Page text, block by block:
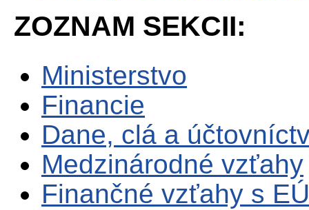
ZOZNAM SEKCII:
Ministerstvo
Financie
Dane, clá a
Medzinárodné vzťahy
Finančné vzťahy s EÚ